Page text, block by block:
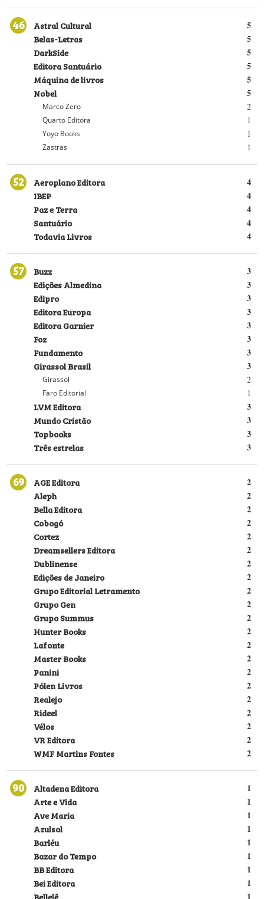
46 5
Astral Cultural
5
Belas-Letras
5
DarkSide
5
Editora Santuário
5
Máquina de livros
5
Nobel
2
Marco Zero
1
Quarto Editora
1
Yoyo Books
1
Zastras
52 4
Aeroplano Editora
4
IBEP
4
Paz e Terra
4
Santuário
4
Todavia Livros
57 3
Buzz
3
Edições Almedina
3
Edipro
3
Editora Europa
3
Editora Garnier
3
Foz
3
Fundamento
3
Girassol Brasil
2
Girassol
1
Faro Editorial
3
LVM Editora
3
Mundo Cristão
3
Topbooks
3
Três estrelas
69 2
AGE Editora
2
Aleph
2
Bella Editora
2
Cobogó
2
Cortez
2
Dreamsellers Editora
2
Dublinense
2
Edições de Janeiro
2
Grupo Editorial Letramento
2
Grupo Gen
2
Grupo Summus
2
Hunter Books
2
Lafonte
2
Master Books
2
Panini
2
Pólen Livros
2
Realejo
2
Rideel
2
Vélos
2
VR Editora
2
WMF Martins Fontes
90 1
Altadena Editora
1
Arte e Vida
1
Ave Maria
1
Azulsol
1
Barléu
1
Bazar do Tempo
1
BB Editora
1
Bei Editora